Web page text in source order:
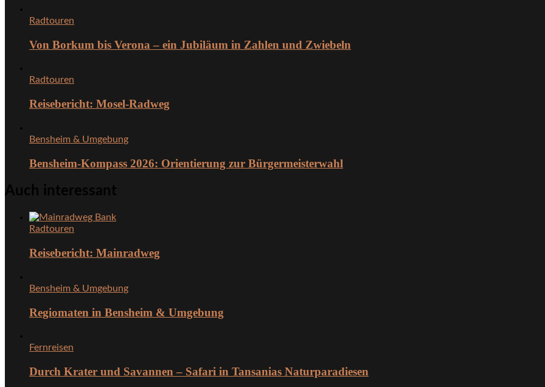
Radtouren
Von Borkum bis Verona – ein Jubiläum in Zahlen und Zwiebeln
Radtouren
Reisebericht: Mosel-Radweg
Bensheim & Umgebung
Bensheim-Kompass 2026: Orientierung zur Bürgermeisterwahl
Auch interessant
Radtouren
Reisebericht: Mainradweg
Bensheim & Umgebung
Regiomaten in Bensheim & Umgebung
Fernreisen
Durch Krater und Savannen – Safari in Tansanias Naturparadiesen